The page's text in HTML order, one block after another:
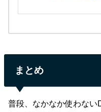
まとめ
普段、なかなか使わない